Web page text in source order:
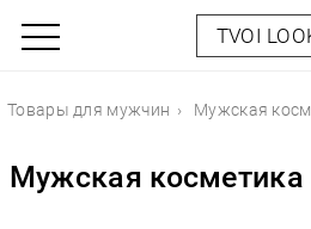
TVOI
Товары для мужчин Мужская
Мужская косметика